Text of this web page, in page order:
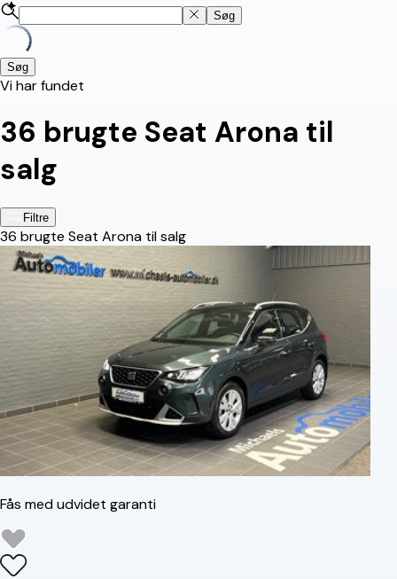
Søg
Søg
Vi har fundet
36 brugte Seat Arona til
salg
Filtre
36 brugte Seat Arona til salg
Fås med udvidet garanti